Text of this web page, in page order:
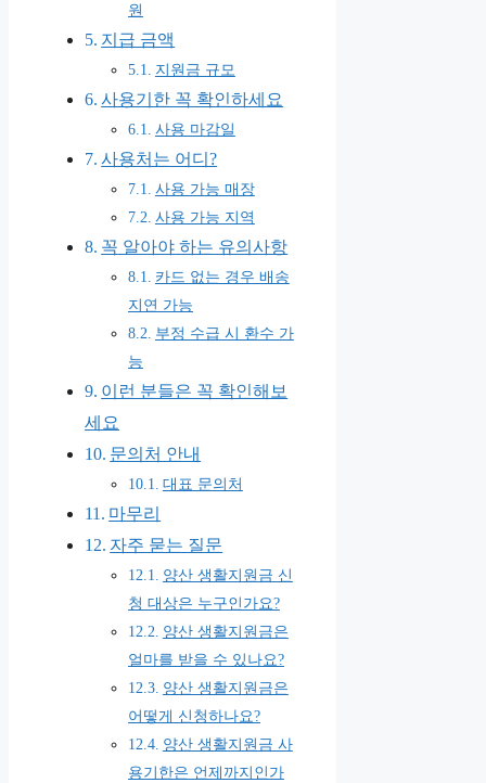
원
지급 금액
지원금 규모
사용기한 꼭 확인하세요
사용 마감일
사용처는 어디?
사용 가능 매장
사용 가능 지역
꼭 알아야 하는 유의사항
카드 없는 경우 배송
지연 가능
부정 수급 시 환수 가
능
이런 분들은 꼭 확인해보
세요
문의처 안내
대표 문의처
마무리
자주 묻는 질문
양산 생활지원금 신
청 대상은 누구인가요?
양산 생활지원금은
얼마를 받을 수 있나요?
양산 생활지원금은
어떻게 신청하나요?
양산 생활지원금 사
용기한은 언제까지인가